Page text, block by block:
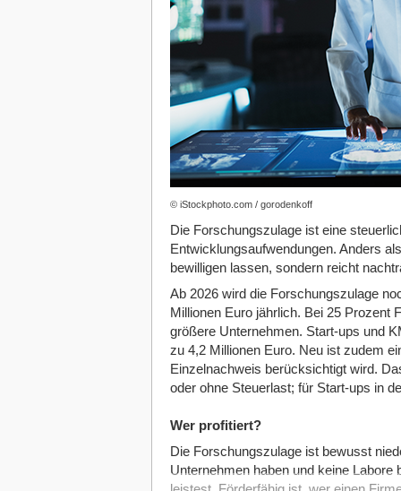
© iStockphoto.com / gorodenkoff
Die Forschungszulage ist eine
Entwicklungsaufwendungen. Anders
bewilligen lassen, sondern reicht
Ab 2026 wird die Forschungszulage
Millionen Euro jährlich. Bei 25 Prozent
größere Unternehmen. Start-ups und
zu 4,2 Millionen Euro. Neu ist zudem
Einzelnachweis berücksichtigt wird.
oder ohne Steuerlast; für Start-ups in
Wer profitiert?
Die Forschungszulage ist bewusst
Unternehmen haben und keine